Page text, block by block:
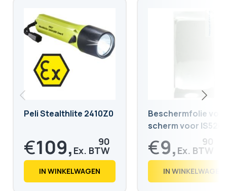
Peli Stealthlite 2410Z0
€109, 90
€ 132,
IN WINKELWAGEN
Beschermfolie
scherm voor IS520.1
€9, 90
€ 11,IN WINKELWAGEN